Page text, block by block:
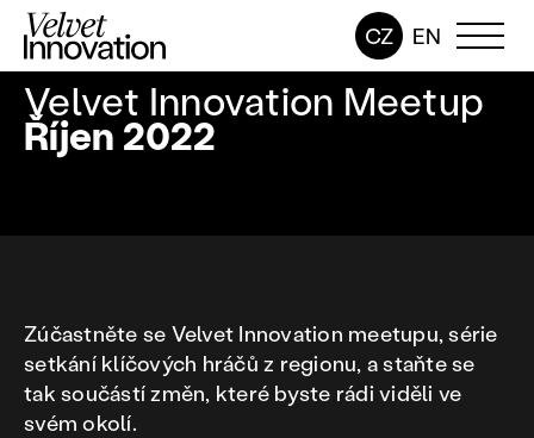
CZ EN
Velvet Innovation Meetup
Říjen 2022
Zúčastněte se Velvet Innovation meetupu, série
setkání klíčových hráčů z regionu, a staňte se
tak součástí změn, které byste rádi viděli ve
svém okolí.